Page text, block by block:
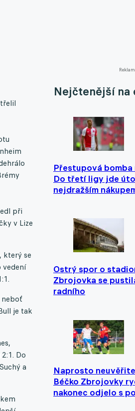
Nejčtenější na
Přestupová bomba
Do třetí ligy jde
nejdražším
Ostrý spor o
Zbrojovka se
radního
Naprosto
Béčko Zbrojovky
nakonec odjelo s
při
v Lize
který se
vedení
neboť
je tak
Do
a